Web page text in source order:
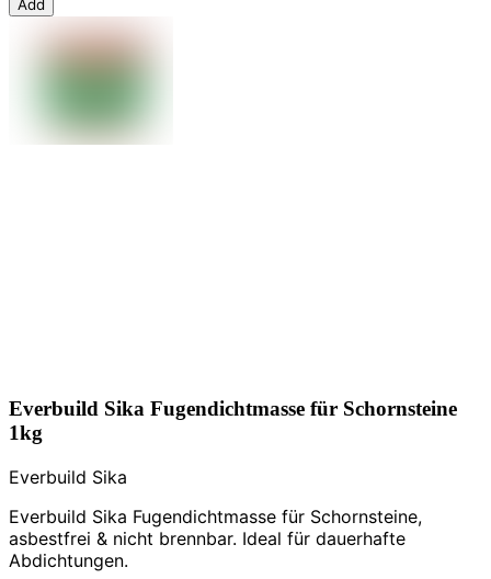
Add
Everbuild Sika Fugendichtmasse für Schornsteine
1kg
Everbuild Sika
Everbuild Sika Fugendichtmasse für Schornsteine,
asbestfrei & nicht brennbar. Ideal für dauerhafte
Abdichtungen.